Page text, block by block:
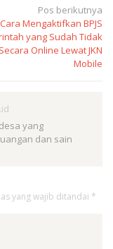
Pos berikutnya
Cara Mengaktifkan BPJS
yang Sudah Tidak
Online Lewat JKN
Mobile
yang
dan sain
yang wajib ditandai *